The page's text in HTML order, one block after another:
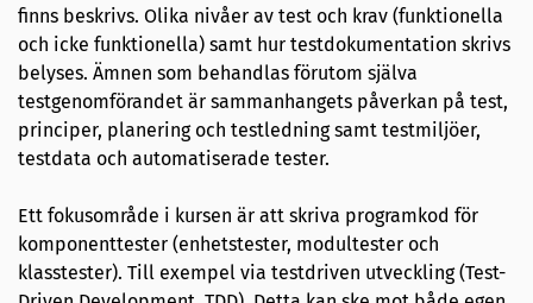
finns beskrivs. Olika nivåer av test och krav (funktionella
och icke funktionella) samt hur testdokumentation skrivs
belyses. Ämnen som behandlas förutom själva
testgenomförandet är sammanhangets påverkan på test,
principer, planering och testledning samt testmiljöer,
testdata och automatiserade tester.
Ett fokusområde i kursen är att skriva programkod för
komponenttester (enhetstester, modultester och
klasstester). Till exempel via testdriven utveckling (Test-